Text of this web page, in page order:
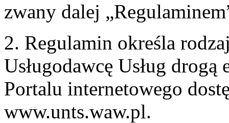
zwany dalej
2. Regulamin określa
Usługodawcę Usług
Portalu internetowego
www.unts.waw.pl.